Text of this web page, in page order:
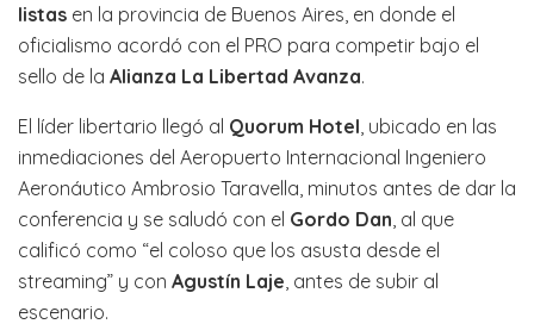
listas en la provincia de Buenos Aires, en donde el
oficialismo acordó con el PRO para competir bajo el
sello de la Alianza La Libertad Avanza.
El líder libertario llegó al Quorum Hotel , ubicado en las
inmediaciones del Aeropuerto Internacional Ingeniero
Aeronáutico Ambrosio Taravella, minutos antes de dar la
conferencia y se saludó con el Gordo Dan , al que
calificó como “el coloso que los asusta desde el
streaming” y con Agustín Laje , antes de subir al
escenario.